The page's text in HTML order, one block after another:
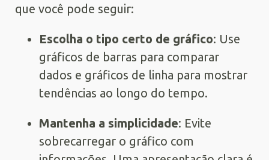
que você pode seguir:
Escolha o tipo certo de gráfico: Use
gráficos de barras para comparar
dados e gráficos de linha para mostrar
tendências ao longo do tempo.
Mantenha a simplicidade: Evite
sobrecarregar o gráfico com